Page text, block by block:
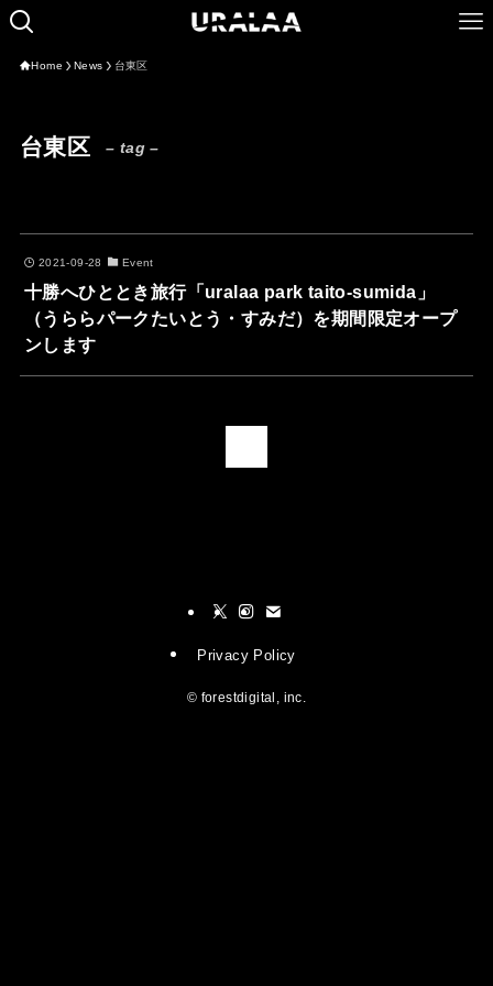
Home News 台東区
台東区 – tag –
2021-09-28 Event
十勝へひととき旅行「uralaa park taito-sumida」
（うららパークたいとう・すみだ）を期間限定オープ
ンします
Privacy Policy
© forestdigital, inc.